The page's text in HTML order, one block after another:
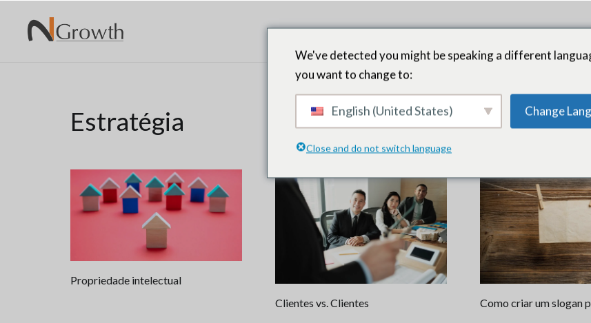
Estratégia
Propriedade intelectual
Clientes vs. Clientes
Como criar um slogan
We've detected you might be speaking a different
you want to change to:
English (United States) Change
Close and do not switch language